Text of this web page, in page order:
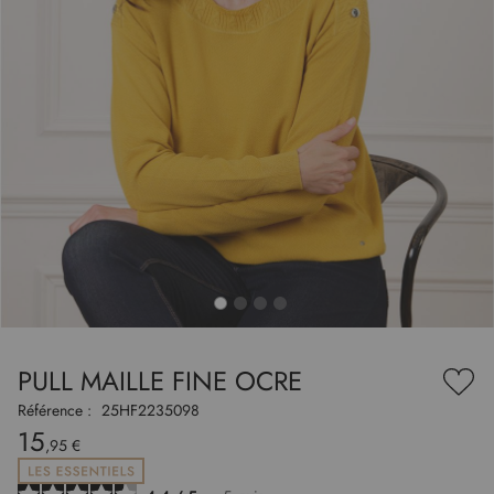
PULL MAILLE FINE OCRE
à
Référence : 25HF2235098
15,95 €